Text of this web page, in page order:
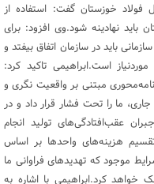
فولاد خوزستان گفت: استفاده از
باید نهادینه شود.وی افزود: برای
باید در سازمان اتفاق بیفتد و
است.ابراهیمی تاکید کرد:
مبتنی بر واقعیت نگری و
ما را تحت فشار قرار داد و در
عقب‌افتادگی‌های تولید انجام
هزینه‌های واحد‌ها بر اساس
موجود که تهدید‌های فراوانی ما
کرد.ابراهیمی با اشاره به